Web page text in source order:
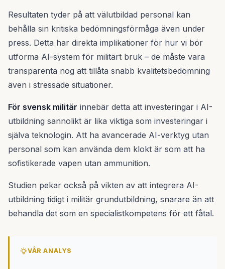
Resultaten tyder på att välutbildad personal kan
behålla sin kritiska bedömningsförmåga även under
press. Detta har direkta implikationer för hur vi bör
utforma AI-system för militärt bruk – de måste vara
transparenta nog att tillåta snabb kvalitetsbedömning
även i stressade situationer.
För svensk militär innebär detta att investeringar i AI-
utbildning sannolikt är lika viktiga som investeringar i
själva teknologin. Att ha avancerade AI-verktyg utan
personal som kan använda dem klokt är som att ha
sofistikerade vapen utan ammunition.
Studien pekar också på vikten av att integrera AI-
utbildning tidigt i militär grundutbildning, snarare än att
behandla det som en specialistkompetens för ett fåtal.
VÅR ANALYS